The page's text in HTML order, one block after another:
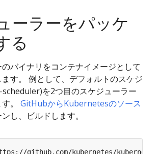
ーラーをパッケ
る
バイナリをコンテナイメージとして
す。 例として、デフォルトのスケジ
を2つ目のスケジューラー
。 GitHubからKubernetesのソース
し、ビルドします。